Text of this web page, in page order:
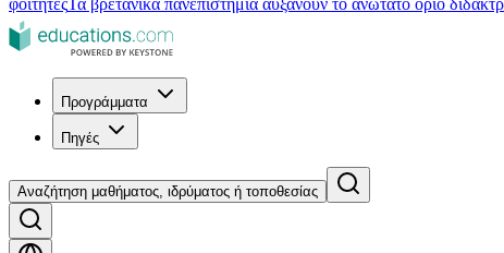
φοιτητέςΤα βρετανικά πανεπιστήμια αυξάνουν το ανώτατο όριο
Προγράμματα
Πηγές
Αναζήτηση μαθήματος, ιδρύματος ή τοποθεσίας